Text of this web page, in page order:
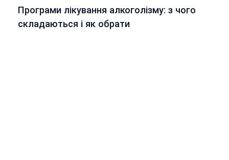
Програми лікування алкоголізму: з чого
складаються і як обрати